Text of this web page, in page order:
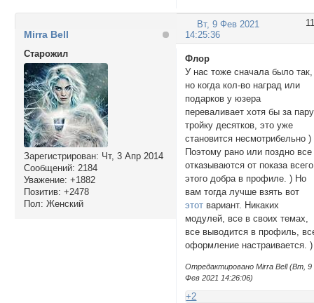
11
Вт, 9 Фев 2021
14:25:36
Mirra Bell
Cтарожил
Зарегистрирован: Чт, 3 Апр 2014
Сообщений: 2184
Уважение: +1882
Позитив: +2478
Пол: Женский
Флор
У нас тоже сначала было так,
но когда кол-во наград или
подарков у юзера
переваливает хотя бы за
тройку десятков, это уже
становится несмотрибельно )
Поэтому рано или поздно все
отказываются от показа всего
этого добра в профиле. ) Но
вам тогда лучше взять вот
этот вариант. Никаких
модулей, все в своих темах,
все выводится в профиль,
оформление настраивается. )
Отредактировано Mirra Bell (Вт, 9
Фев 2021 14:26:06)
+2